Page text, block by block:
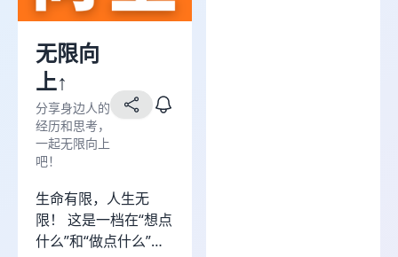
书馆借阅榜冠军 豆
名：门童inSydney
无限向
上↑
分享身边人的
经历和思考，
一起无限向上
吧！
生命有限，人生无
限！ 这是一档在“想点
什么”和“做点什么”之